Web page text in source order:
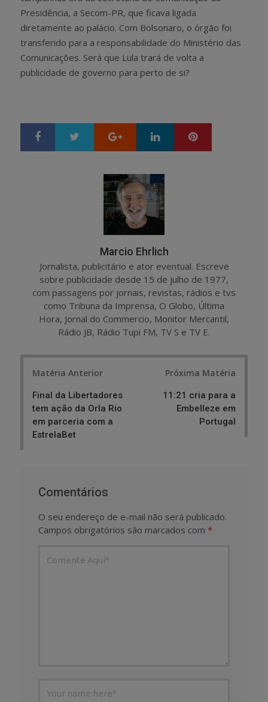
Presidência, a Secom-PR, que ficava ligada
diretamente ao palácio. Com Bolsonaro, o órgão foi
transferido para a responsabilidade do Ministério das
Comunicações. Será que Lula trará de volta a
publicidade de governo para perto de si?
Google+ LinkedIn
Marcio Ehrlich
Jornalista, publicitário e ator eventual. Escreve
sobre publicidade desde 15 de julho de 1977,
com passagens por jornais, revistas, rádios e tvs
como Tribuna da Imprensa, O Globo, Última
Hora, Jornal do Commercio, Monitor Mercantil,
Rádio JB, Rádio Tupi FM, TV S e TV E.
Matéria Anterior
Final da Libertadores
tem ação da Orla Rio
em parceria com a
EstrelaBet
Próxima Matéria
11:21 cria para a
Embelleze em
Portugal
Comentários
O seu endereço de e-mail não será publicado.
Campos obrigatórios são marcados com *